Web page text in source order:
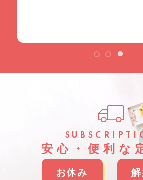
安⼼・便利な
お休み